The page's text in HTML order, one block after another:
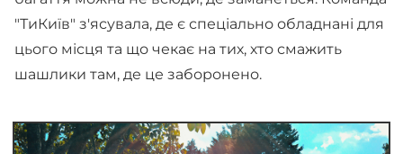
"ТиКиїв" з'ясувала, де є спеціально обладнані для
цього місця та що чекає на тих, хто смажить
шашлики там, де це заборонено.